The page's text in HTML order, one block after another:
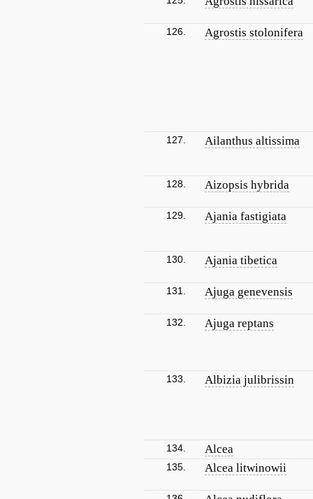
126. Agrostis stolonifera
127. Ailanthus altissima
128. Aizopsis hybrida
129. Ajania fastigiata
130. Ajania tibetica
131. Ajuga genevensis
132. Ajuga reptans
133. Albizia julibrissin
134. Alcea
135. Alcea litwinowii